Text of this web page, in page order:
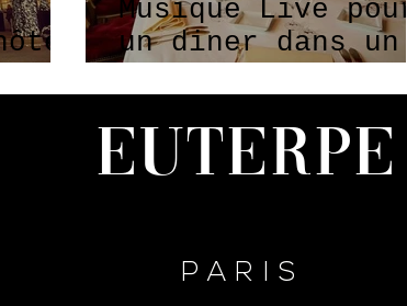
Musique Live pour
un diner dans un
Euterpe
PARIS